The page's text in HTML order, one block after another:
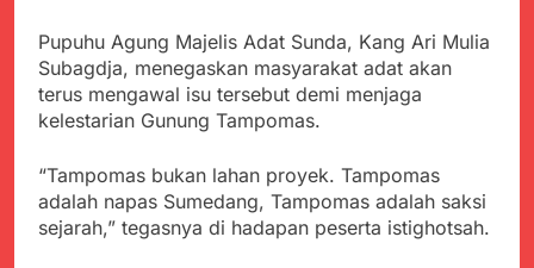
Pupuhu Agung Majelis Adat Sunda, Kang Ari Mulia
Subagdja, menegaskan masyarakat adat akan
terus mengawal isu tersebut demi menjaga
kelestarian Gunung Tampomas.
“Tampomas bukan lahan proyek. Tampomas
adalah napas Sumedang, Tampomas adalah saksi
sejarah,” tegasnya di hadapan peserta istighotsah.